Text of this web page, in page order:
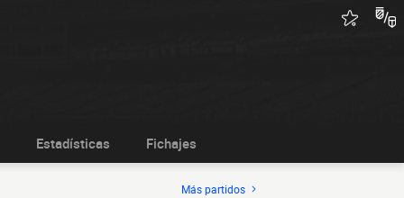
Estadísticas Fichajes
Más partidos